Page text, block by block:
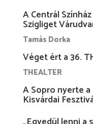
A Centrál
Szigliget
Tamás Dorka
Véget ért a 36.
THEALTER
A Sopro nyerte a
Kisvárdai